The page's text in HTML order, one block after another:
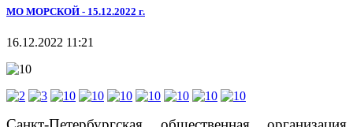
МО МОРСКОЙ - 15.12.2022 г.
16.12.2022 11:21